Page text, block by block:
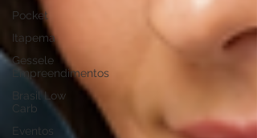
Pocket
Itapema
Gessele
Empreendimentos
Brasil Low
Carb
Eventos